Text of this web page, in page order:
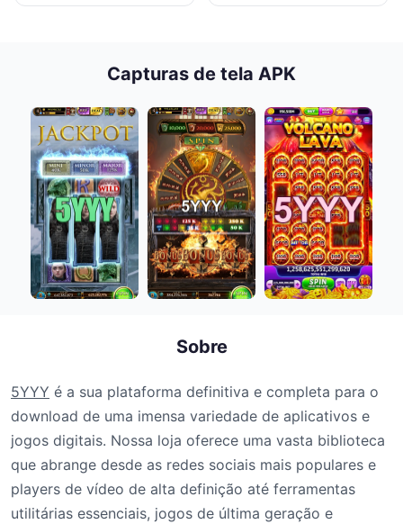
Capturas de tela APK
Sobre
5YYY é a sua plataforma definitiva e completa para o
download de uma imensa variedade de aplicativos e
jogos digitais. Nossa loja oferece uma vasta biblioteca
que abrange desde as redes sociais mais populares e
players de vídeo de alta definição até ferramentas
utilitárias essenciais, jogos de última geração e